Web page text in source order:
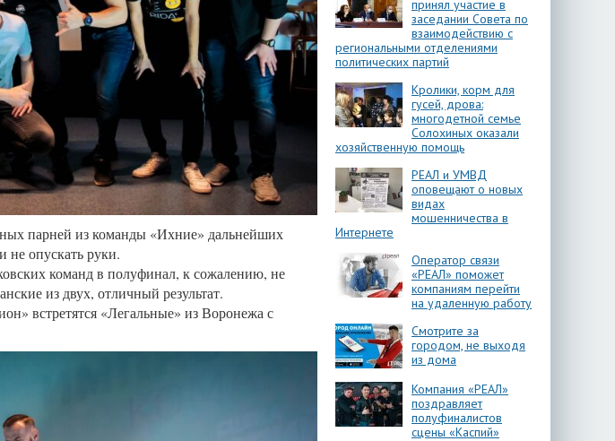
парней из команды «Ихние» дальнейших
не опускать руки.
команд в полуфинал, к сожалению, не
из двух, отличный результат.
встретятся «Легальные» из Воронежа с
принял участие в
заседании Совета по
взаимодействию с
региональными отделениями
политических партий
Кролики, корм для
гусей, дрова:
многодетной семье
Солохиных оказали
хозяйственную помощь
РЕАЛ и УМВД
оповещают о новых
видах
мошенничества в
Интернете
Оператор связи
«РЕАЛ» поможет
компаниям перейти
на удаленную работу
Смотрите за
городом, не выходя
из дома
Компания «РЕАЛ»
поздравляет
полуфиналистов
сцены «Каспий»